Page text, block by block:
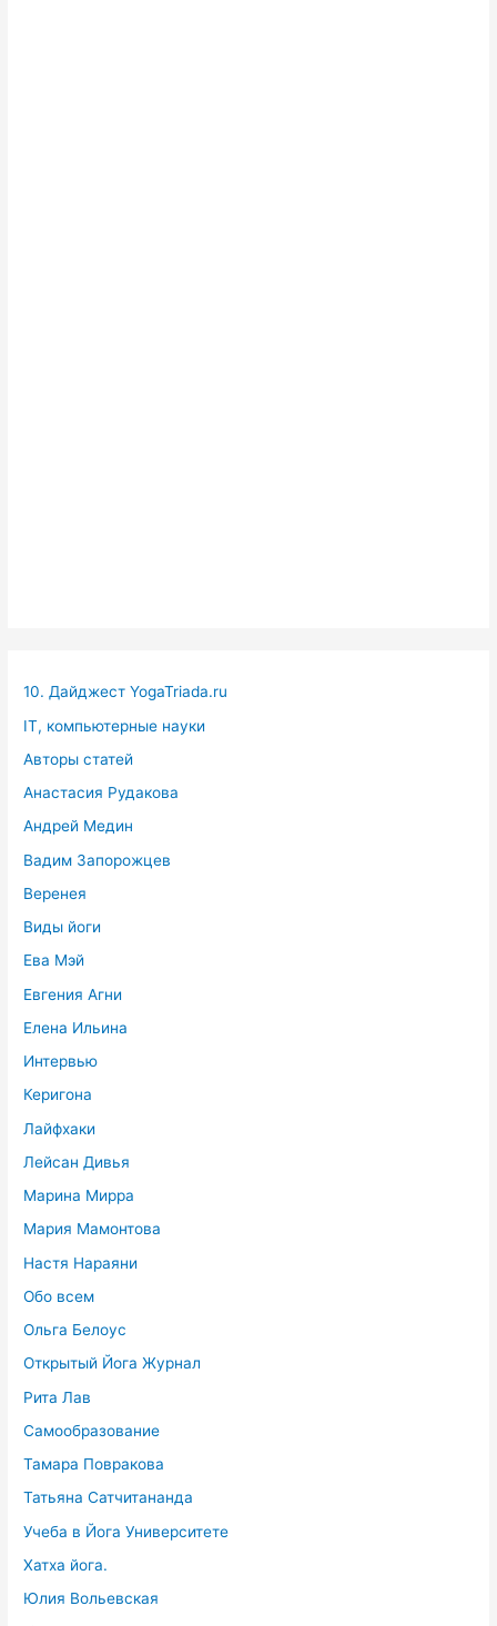
10. Дайджест YogaTriada.ru
IT, компьютерные науки
Авторы статей
Анастасия Рудакова
Андрей Медин
Вадим Запорожцев
Веренея
Виды йоги
Ева Мэй
Евгения Агни
Елена Ильина
Интервью
Керигона
Лайфхаки
Лейсан Дивья
Марина Мирра
Мария Мамонтова
Настя Нараяни
Обо всем
Ольга Белоус
Открытый Йога Журнал
Рита Лав
Самообразование
Тамара Повракова
Татьяна Сатчитананда
Учеба в Йога Университете
Хатха йога.
Юлия Вольевская